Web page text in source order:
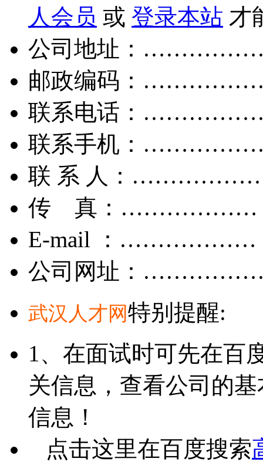
人会员 或 登录本站 才
公司地址：
邮政编码：
联系电话：
联系手机：
联 系 人：
传 真：………………
E-mail ：………………
公司网址：
武汉人才网特别提醒:
1、在面试时可先在百
关信息，查看公司的
信息！
点击这里在百度搜索